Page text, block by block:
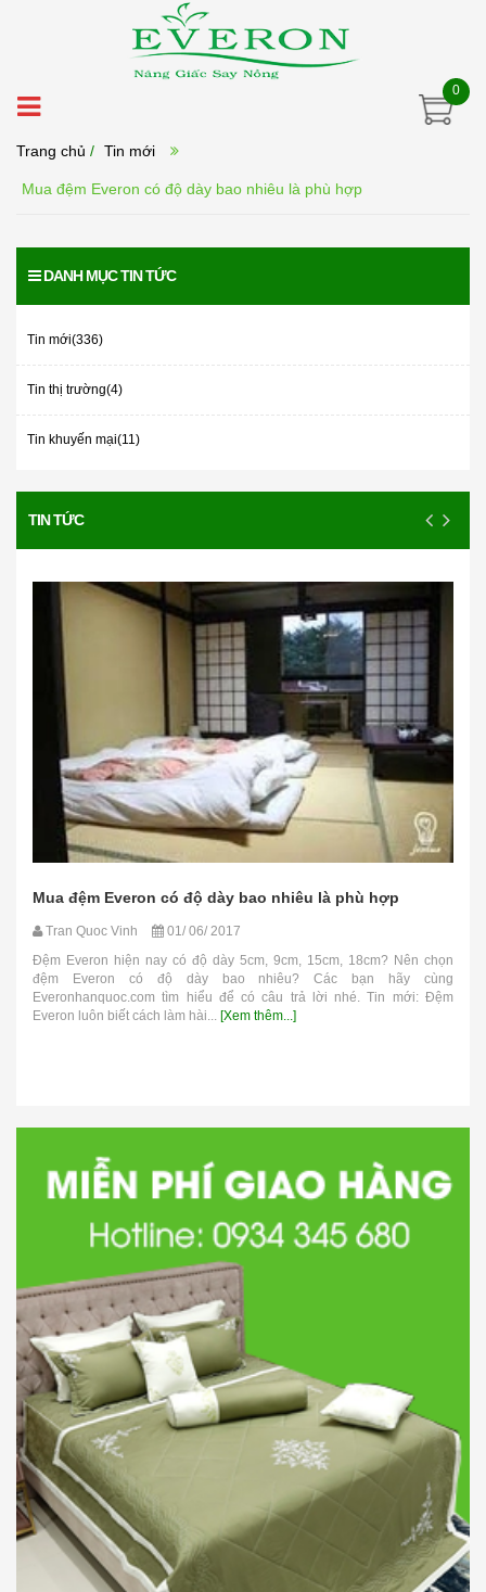
0
Trang chủ / Tin mới
Mua đệm Everon có độ dày bao nhiêu là phù hợp
DANH MỤC TIN TỨC
Tin mới(336)
Tin thị trường(4)
Tin khuyến mại(11)
TIN TỨC
Mua đệm Everon có độ dày bao nhiêu là phù hợp
Tran Quoc Vinh
01/ 06/ 2017
Đệm Everon hiện nay có độ dày 5cm, 9cm, 15cm, 18cm? Nên chọn
đệm Everon có độ dày bao nhiêu? Các bạn hãy cùng
Everonhanquoc.com tìm hiểu để có câu trả lời nhé. Tin mới: Đệm
Everon luôn biết cách làm hài... [Xem thêm...]